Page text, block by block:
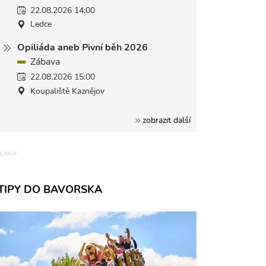
22.08.2026 14:00
Ledce
Opiliáda aneb Pivní běh 2026
Zábava
22.08.2026 15:00
Koupaliště Kaznějov
zobrazit další
DO BAVORSKA